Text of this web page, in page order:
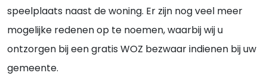
speelplaats naast de woning. Er zijn nog veel meer
mogelijke redenen op te noemen, waarbij wij u
ontzorgen bij een gratis WOZ bezwaar indienen bij uw
gemeente.